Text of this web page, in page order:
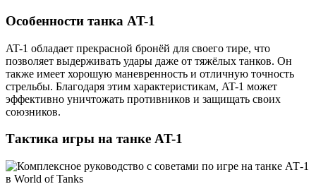
Особенности танка AT-1
AT-1 обладает прекрасной бронёй для своего тире, что
позволяет выдерживать удары даже от тяжёлых танков. Он
также имеет хорошую маневренность и отличную точность
стрельбы. Благодаря этим характеристикам, AT-1 может
эффективно уничтожать противников и защищать своих
союзников.
Тактика игры на танке AT-1